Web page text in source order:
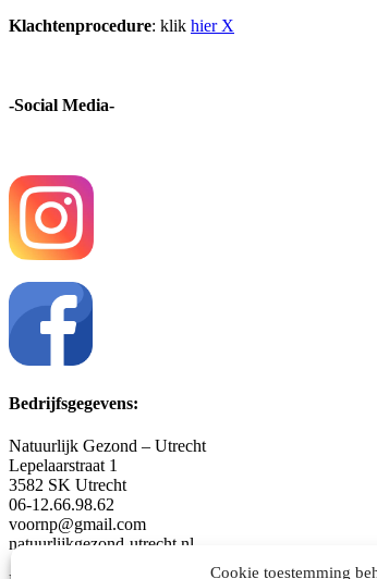
Cookie toestemming
Klachtenprocedure: klik hier X
-Social Media-
Bedrijfsgegevens:
Natuurlijk Gezond – Utrecht
Lepelaarstraat 1
3582 SK Utrecht
06-12.66.98.62
voornp@gmail.com
natuurlijkgezond-utrecht.nl